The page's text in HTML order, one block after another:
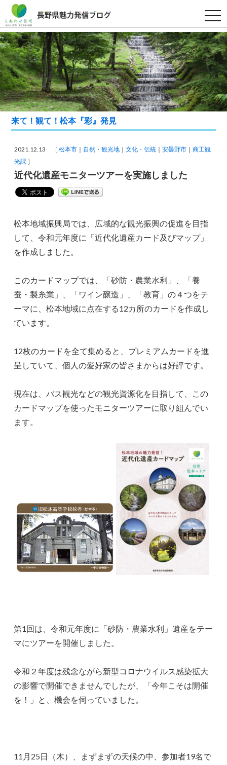
t
o
g
g
l
e
n
a
v
i
g
a
t
i
n
来て！観て！松本『彩』発見
2021.12.13 ［松本市 自然・観光地 文化・伝統 安曇野市
商工観
光課 ］
近代化遺産モニターツアーを実施しました
松本地域振興局では、広域的な観光振興の促進を目指
して、令和元年度に「近代化遺産カード及びマップ」
を作成しました。
このカードマップでは、「砂防・農業水利」、「養
蚕・製糸業」、「ワイン醸造」、「教育」の４つをテ
ーマに、松本地域に点在する12カ所のカードを作成し
ています。
12枚のカードを全て集めると、プレミアムカードを進
呈していて、個人の愛好家の皆さまからは好評です。
現在は、バス観光などの観光資源化を目指して、この
カードマップを使ったモニターツアーに取り組んでい
ます。
第1回は、令和元年度に「砂防・農業水利」遺産をテー
マにツアーを開催しました。
令和２年度は残念ながら新型コロナウイルス感染拡大
の影響で開催できませんでしたが、「今年こそは開催
を！」と、機会を伺っていました。
11月25日（木）、まずまずの天候の中、参加者19名で